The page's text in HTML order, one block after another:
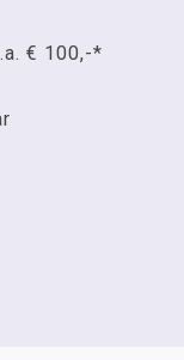
€ 100,-*